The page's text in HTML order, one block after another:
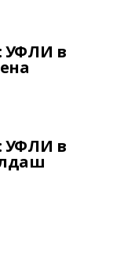
УФЛИ в
УФЛИ в